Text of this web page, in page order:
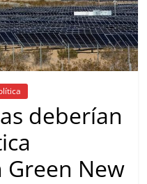
deberían
New